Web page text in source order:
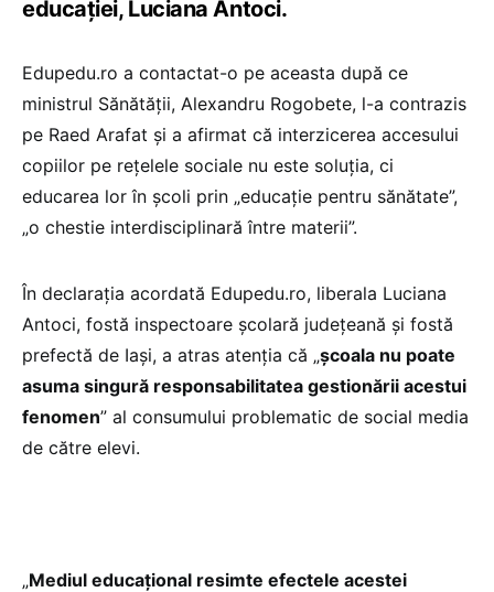
educației, Luciana Antoci.
Edupedu.ro a contactat-o pe aceasta după ce
ministrul Sănătății, Alexandru Rogobete, l-a contrazis
pe Raed Arafat și a afirmat că interzicerea accesului
copiilor pe reţelele sociale nu este soluția, ci
educarea lor în școli prin „educaţie pentru sănătate”,
„o chestie interdisciplinară între materii”.
În declarația acordată Edupedu.ro, liberala Luciana
Antoci, fostă inspectoare școlară județeană și fostă
prefectă de Iași, a atras atenția că „școala nu poate
asuma singură responsabilitatea gestionării acestui
fenomen” al consumului problematic de social media
de către elevi.
„Mediul educațional resimte efectele acestei